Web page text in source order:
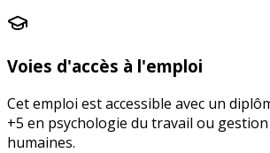
Voies d'accès à l'emploi
Cet emploi est accessible avec un
+5 en psychologie du travail ou
humaines.